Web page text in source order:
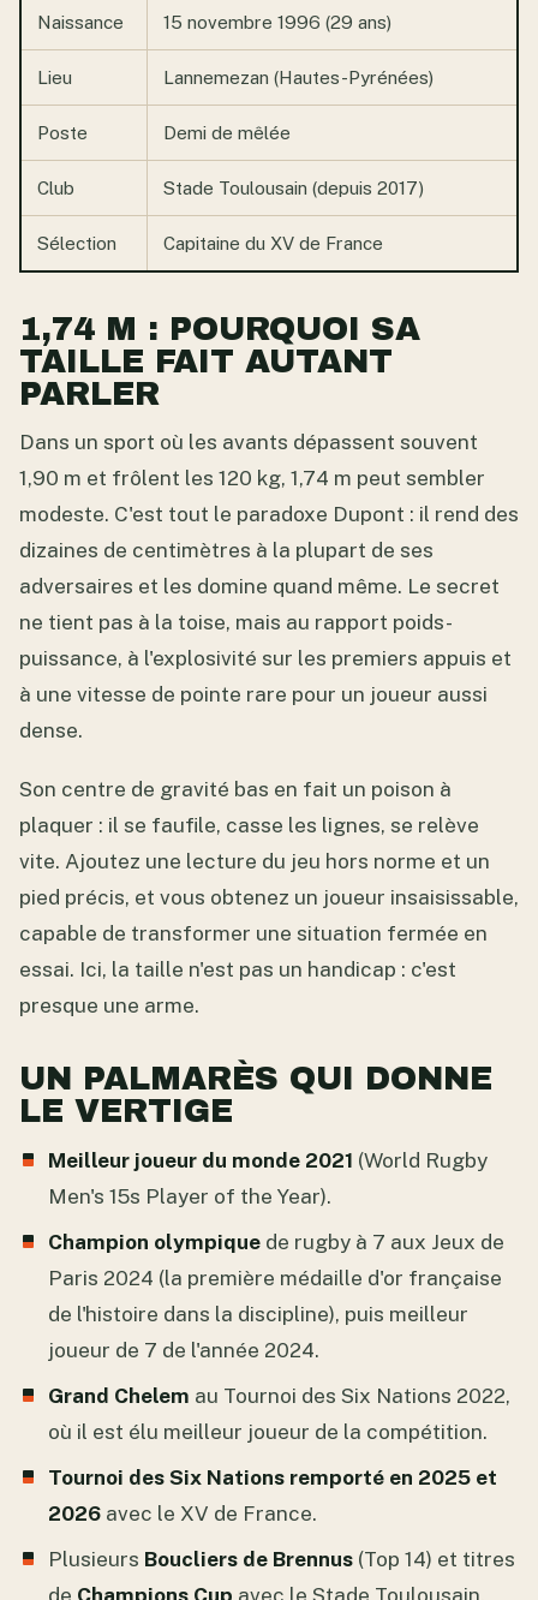
Naissance 15 novembre 1996 (29 ans)
Lieu Lannemezan (Hautes-Pyrénées)
Poste Demi de mêlée
Club Stade Toulousain (depuis 2017)
Sélection Capitaine du XV de France
1,74 M : POURQUOI SA
TAILLE FAIT AUTANT
PARLER
Dans un sport où les avants dépassent souvent
1,90 m et frôlent les 120 kg, 1,74 m peut sembler
modeste. C'est tout le paradoxe Dupont : il rend des
dizaines de centimètres à la plupart de ses
adversaires et les domine quand même. Le secret
ne tient pas à la toise, mais au rapport poids-
puissance, à l'explosivité sur les premiers appuis et
à une vitesse de pointe rare pour un joueur aussi
dense.
Son centre de gravité bas en fait un poison à
plaquer : il se faufile, casse les lignes, se relève
vite. Ajoutez une lecture du jeu hors norme et un
pied précis, et vous obtenez un joueur insaisissable,
capable de transformer une situation fermée en
essai. Ici, la taille n'est pas un handicap : c'est
presque une arme.
UN PALMARÈS QUI DONNE
LE VERTIGE
Meilleur joueur du monde 2021 (World Rugby
Men's 15s Player of the Year).
Champion olympique de rugby à 7 aux Jeux de
Paris 2024 (la première médaille d'or française
de l'histoire dans la discipline), puis meilleur
joueur de 7 de l'année 2024.
Grand Chelem au Tournoi des Six Nations 2022,
où il est élu meilleur joueur de la compétition.
Tournoi des Six Nations remporté en 2025 et
2026 avec le XV de France.
Plusieurs Boucliers de Brennus (Top 14) et titres
de Champions Cup avec le Stade Toulousain.